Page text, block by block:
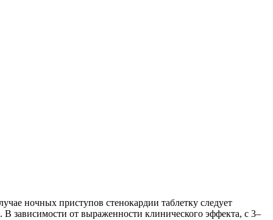
ночных приступов стенокардии таблетку следует
В зависимости от выраженности клинического эффекта, с 3–